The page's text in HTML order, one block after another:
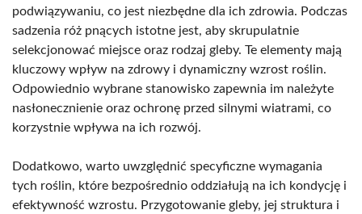
podwiązywaniu, co jest niezbędne dla ich zdrowia. Podczas
sadzenia róż pnących istotne jest, aby skrupulatnie
selekcjonować miejsce oraz rodzaj gleby. Te elementy mają
kluczowy wpływ na zdrowy i dynamiczny wzrost roślin.
Odpowiednio wybrane stanowisko zapewnia im należyte
nasłonecznienie oraz ochronę przed silnymi wiatrami, co
korzystnie wpływa na ich rozwój.
Dodatkowo, warto uwzględnić specyficzne wymagania
tych roślin, które bezpośrednio oddziałują na ich kondycję i
efektywność wzrostu. Przygotowanie gleby, jej struktura i